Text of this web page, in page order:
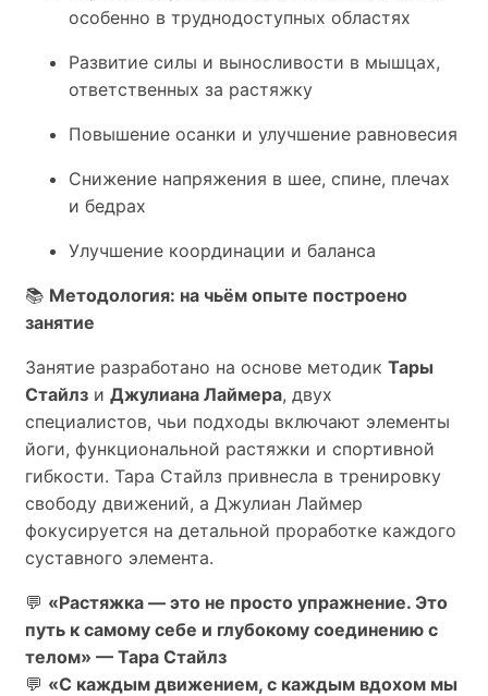
особенно в труднодоступных областях
Развитие силы и выносливости в мышцах,
ответственных за растяжку
Повышение осанки и улучшение равновесия
Снижение напряжения в шее, спине, плечах
и бедрах
Улучшение координации и баланса
📚 Методология: на чьём опыте построено
занятие
Занятие разработано на основе методик Тары
Стайлз и Джулиана Лаймера, двух
специалистов, чьи подходы включают элементы
йоги, функциональной растяжки и спортивной
гибкости. Тара Стайлз привнесла в тренировку
свободу движений, а Джулиан Лаймер
фокусируется на детальной проработке каждого
суставного элемента.
💬 «Растяжка — это не просто упражнение. Это
путь к самому себе и глубокому соединению с
телом» — Тара Стайлз
💬 «С каждым движением, с каждым вдохом мы